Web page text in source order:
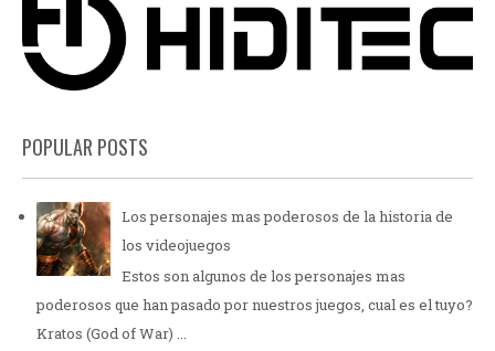
POPULAR POSTS
Los personajes mas poderosos de la historia de
los videojuegos
Estos son algunos de los personajes mas
poderosos que han pasado por nuestros juegos, cual es el tuyo?
Kratos (God of War) ...